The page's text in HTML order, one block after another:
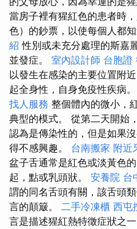
當房子裡有猩紅色的患者時
色）的鈔票，以使每個人都
紹性別或未充分處理的斯嘉
並發症。 室內設計師 台胞證
以發生在感染的主要位置附
起全身性，自身免疫性疾病。
找人服務 整個體內的微小，
典型的模式。 從第二天開始
認為是傳染性的，但是如果
得不感興趣。 台南搬家 附近
盆子舌通常是紅色或淡黃色
起，點或乳頭狀。 安養院 台
謂的同名舌頭有關，該舌頭
言的顛簸。 二手冷凍櫃 西屯
言是描述猩紅熱特徵症狀之